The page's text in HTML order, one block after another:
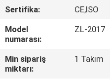
HAKKIMIZDA
TURU
Sertifika:
CE,ISO
Model
numarası:
ZL-2017
Min sipariş
miktarı:
1 Takım